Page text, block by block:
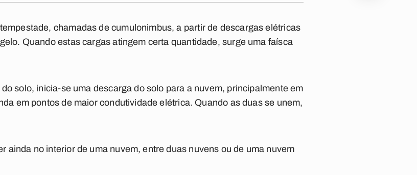
chamadas de cumulonimbus, a partir de descargas elétricas
Quando estas cargas atingem certa quantidade, surge uma faísca
solo, inicia-se uma descarga do solo para a nuvem, principalmente em
em pontos de maior condutividade elétrica. Quando as duas se unem,
ainda no interior de uma nuvem, entre duas nuvens ou de uma nuvem